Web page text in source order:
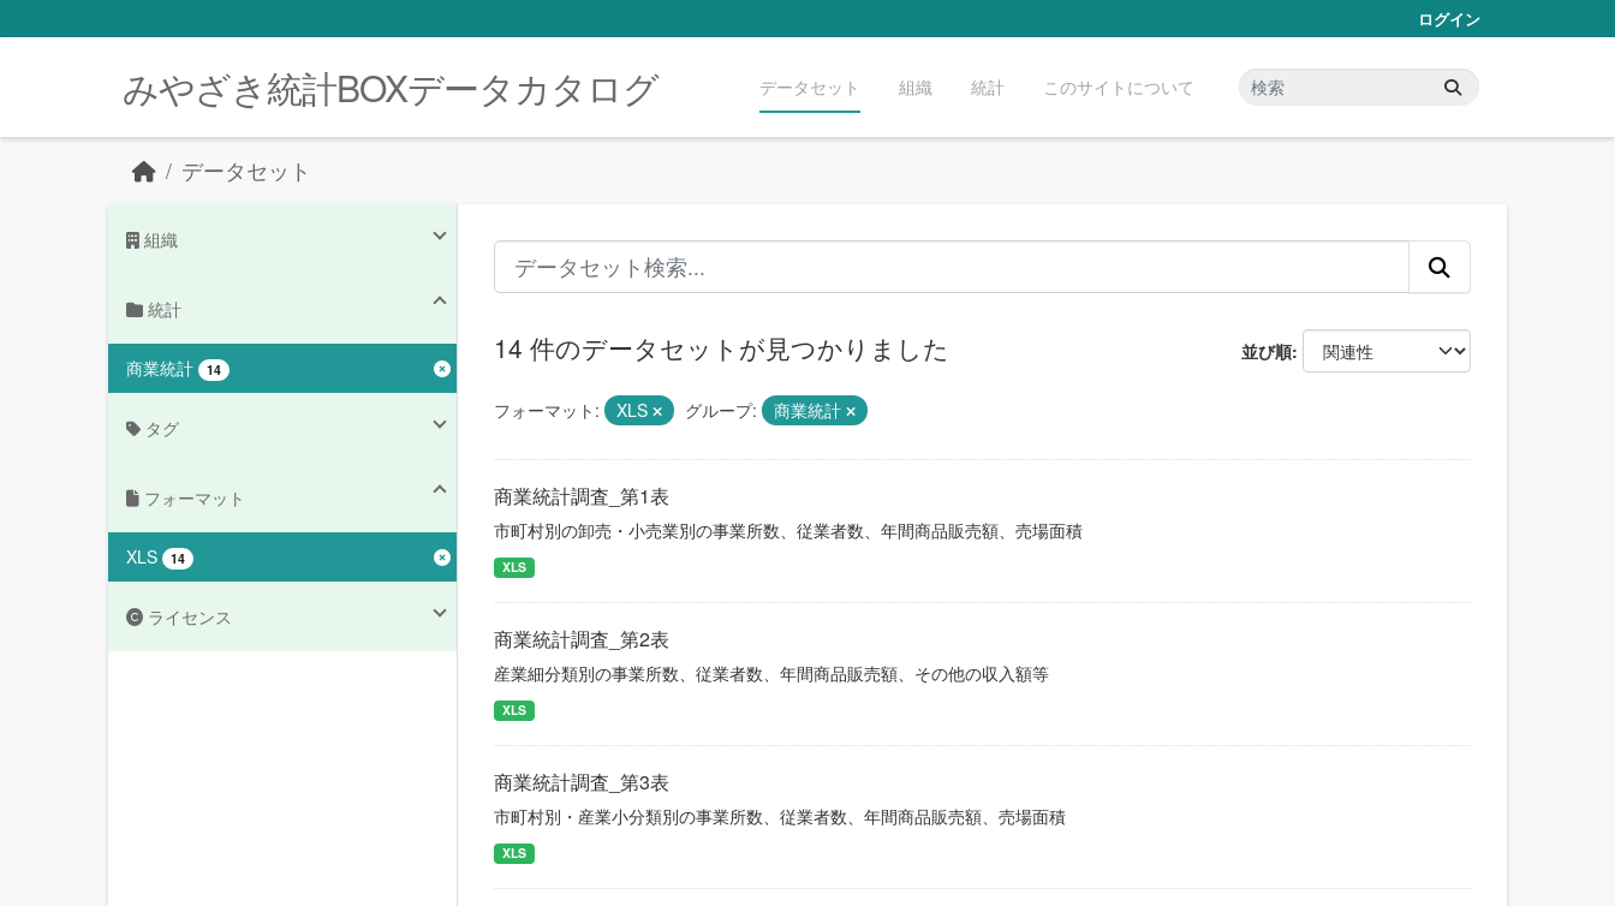
ログイン
みやざき統計BOXデータカタログ データセット 組織 統計 このサイトについて
データセット
組織
統計
商業統計 14
タグ
フォーマット
XLS 14
ライセンス
並び順
14 件のデータセットが見つかりました
フォーマット: XLS グループ: 商業統計
商業統計調査_第1表
市町村別の卸売・小売業別の事業所数、従業者数、年間商品販売額、売場面積
XLS
商業統計調査_第2表
産業細分類別の事業所数、従業者数、年間商品販売額、その他の収入額等
XLS
商業統計調査_第3表
市町村別・産業小分類別の事業所数、従業者数、年間商品販売額、売場面積
XLS